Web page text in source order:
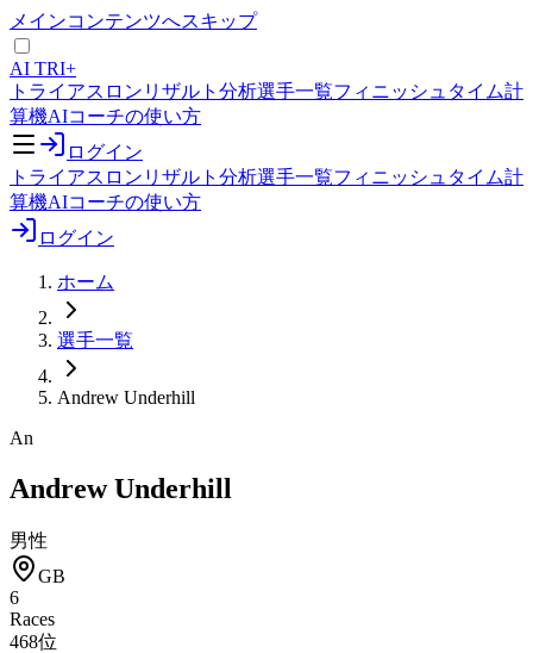
メインコンテンツへスキップ
AI TRI+
トライアスロンリザルト分析選手一覧フィニッシュタイム計
算機AIコーチの使い方
ログイン
トライアスロンリザルト分析選手一覧フィニッシュタイム計
算機AIコーチの使い方
ログイン
ホーム
選手一覧
Andrew Underhill
An
Andrew Underhill
男性
GB
6
Races
468位